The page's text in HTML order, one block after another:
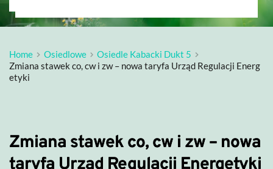
Home Osiedlowe
Osiedle Kabacki Dukt 5
Zmiana stawek co, cw i zw – nowa taryfa Urząd Regulacji Energ
etyki
Zmiana stawek co, cw i zw – nowa